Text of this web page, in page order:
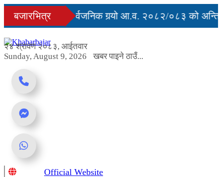
Skip
content
बजारभित्र
सरकारले सार्वजनिक गर्‍यो आ.व. २०८२/०८३ को अन्तिम
२४ श्रावण २०८३, आईतवार
Sunday, August 9, 2026
खबर पाइने ठाउँ...
Official Website